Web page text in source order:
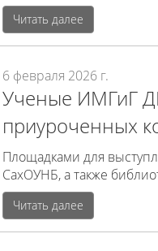
Читать далее
6 февраля 2026 г.
Ученые ИМГиГ
приуроченных
Площадками для
СахОУНБ, а также
Читать далее